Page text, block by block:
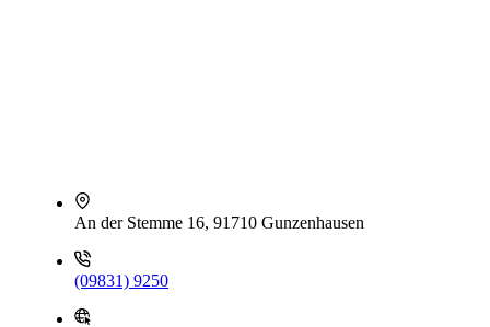
An der Stemme 16, 91710 Gunzenhausen
(09831) 9250